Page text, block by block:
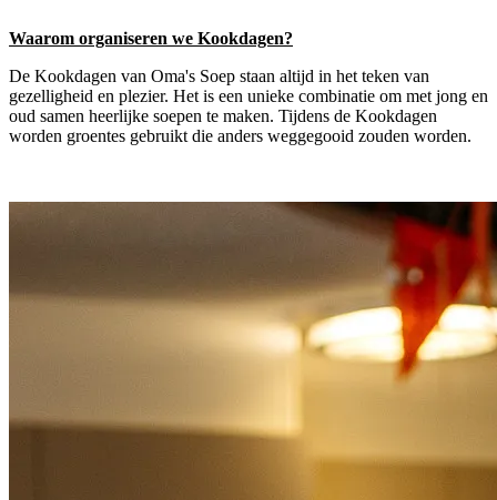
Waarom organiseren we Kookdagen?
De Kookdagen van Oma's Soep staan altijd in het teken van
gezelligheid en plezier. Het is een unieke combinatie om met jong en
oud samen heerlijke soepen te maken. Tijdens de Kookdagen
worden groentes gebruikt die anders weggegooid zouden worden.